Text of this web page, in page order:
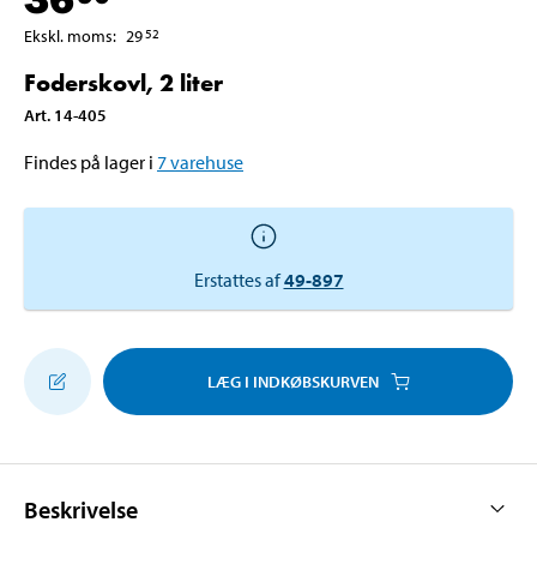
Ekskl. moms: 2952
Foderskovl, 2 liter
Art. 14-405
Findes på lager i 7varehuse
Erstattes af49-897
LÆG I INDKØBSKURVEN
Beskrivelse